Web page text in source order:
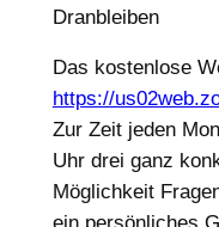
Dranbleiben
Das kostenlose
https://
Zur Zeit jeden
Uhr drei ganz
Möglichkeit